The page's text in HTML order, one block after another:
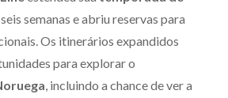
semanas e abriu reservas para
Os itinerários expandidos
para explorar o
, incluindo a chance de ver a